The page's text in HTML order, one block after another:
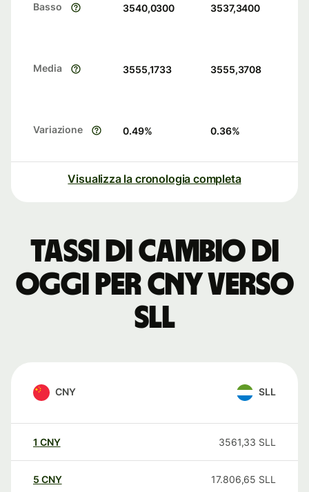
Basso 3540,0300 3537,3400
Media 3555,1733 3555,3708
Variazione 0.49% 0.36%
Visualizza la cronologia completa
Tassi di cambio di
oggi per CNY verso
SLL
CNY SLL
1 CNY 3561,33 SLL
5 CNY 17.806,65 SLL